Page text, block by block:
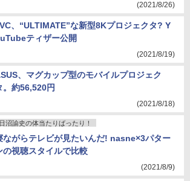
(2021/8/26)
、“ULTIMATE”な新型8Kプロジェクタ? Y
ティザー公開
(2021/8/19)
、マグカップ型のモバイルプロジェク
。約56,520円
(2021/8/18)
日沼諭史の体当たりばったり！
ながらテレビが見たいんだ! nasne×3パター
の視聴スタイルで比較
(2021/8/9)